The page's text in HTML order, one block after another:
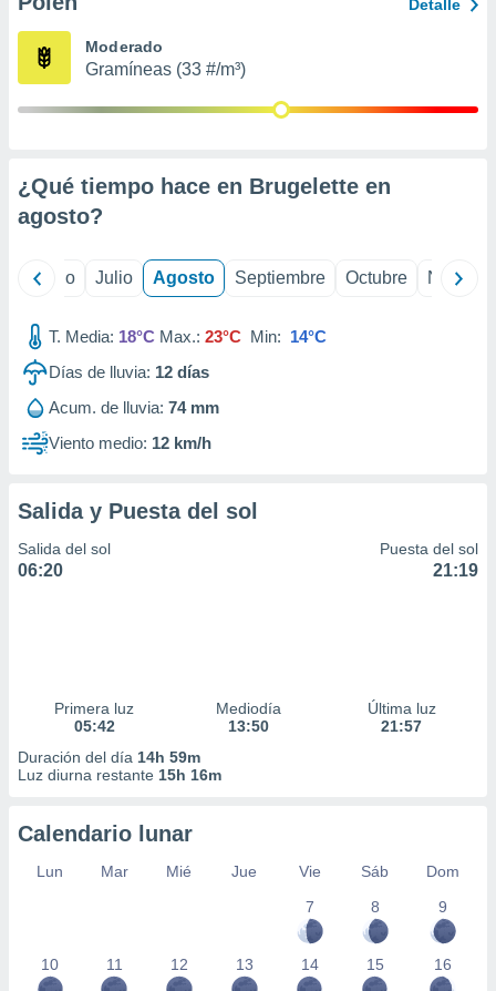
publicidad
1199
Detalle
Moderado
Gramíneas (33 #/m³)
¿Qué tiempo hace en Brugelette en
agosto?
Junio Julio Agosto Septiembre Octubre
T. Media: 18°C Max.: 23°C Min: 14°C
Días de lluvia: 12 días
Acum. de lluvia: 74 mm
Viento medio: 12 km/h
Salida y Puesta del sol
Salida del sol
06:20
Puesta del sol
21:19
Primera luz
05:42
Mediodía
13:50
Última luz
21:57
Duración del día 14h 59m
Luz diurna restante 15h 16m
Calendario lunar
Lun Mar Mié Jue Vie Sáb
Dom
7
8 9
10 11 12 13 14 15 16